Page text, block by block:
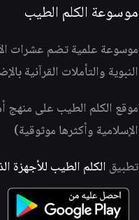
موسوعة الكلم الطيب
موسوعة علمية تضم عشرات
النبوية والتأملات القرآنية
موقع الكلم الطيب على منهج
الإسلامية وأكثرها موثوقية)
تطبيق الكلم الطيب للأجهزة